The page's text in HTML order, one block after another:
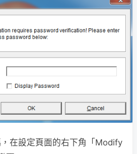
在設定頁面的右下角「Modify